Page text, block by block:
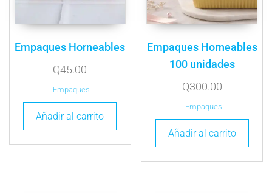
Empaques Horneables
Q45.00
Empaques
Añadir al carrito
Empaques Horneables
100 unidades
Q300.00
Empaques
Añadir al carrito